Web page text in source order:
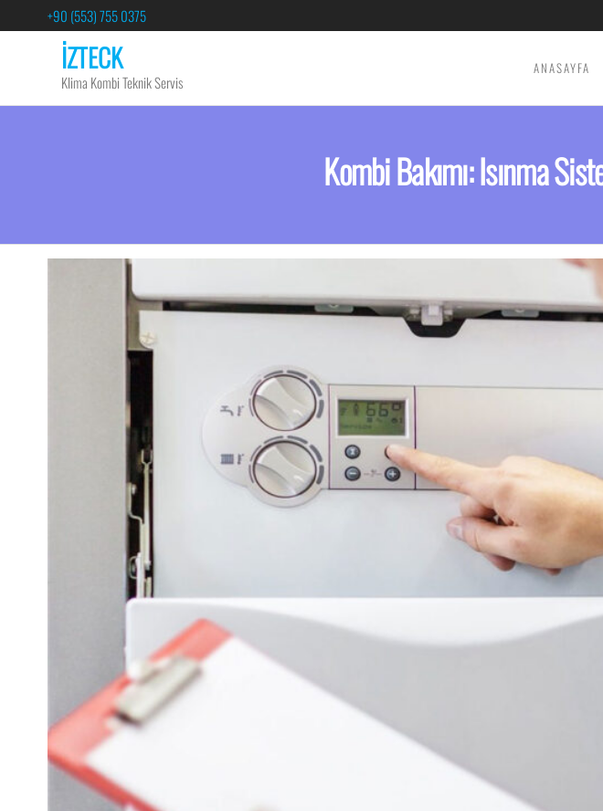
+90 (553) 755 0375
İZTECK
Klima Kombi Teknik Servis
ANASAYFA
Kombi Bakımı: Isınma